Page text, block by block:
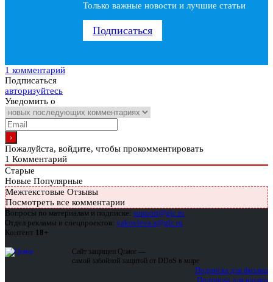
Только важные новости и лучшие статьи
Подписаться
1 комментарий
Подписаться
авторизуйтесь
Уведомить о
Пожалуйста, войдите, чтобы прокомментировать
1 Комментарий
Старые
Новые Популярные
Межтекстовые Отзывы
Посмотреть все комментарии
Вопросы по материалам и подписке: support@glc.ru
Отдел рекламы и спецпроектов: yakovleva.a@glc.ru
Контент 18+
Сайт защищен Qrator —
самой забойной защитой от DDoS в мире
Подписка для физлиц
Подписка для юрлиц